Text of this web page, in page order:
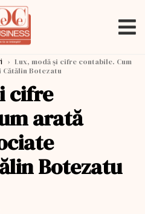
› Lux, modă și cifre contabile. Cum
Botezatu
cifre
arată
Botezatu